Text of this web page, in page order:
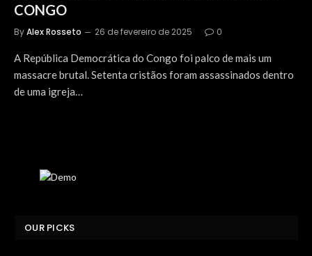
CONGO
ByAlex Rosseto 26 de fevereiro de 2025 0
A República Democrática do Congo foi palco de mais um
massacre brutal. Setenta cristãos foram assassinados dentro
de uma igreja…
OUR PICKS